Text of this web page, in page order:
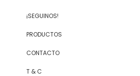
¡SEGUINOS!
PRODUCTOS
CONTACTO
T & C